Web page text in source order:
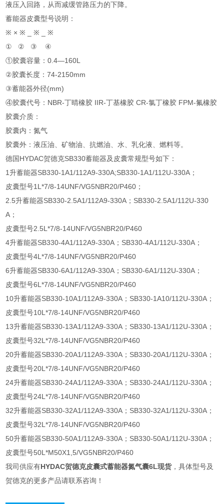
液压入回路，从而减缓管路压力的下降。
蓄能器皮囊型号说明：
※ × ※ _ ※ ­_ ※
① ② ③ ④
①胶囊容量：0.4—160L
②胶囊长度：74-2150mm
③蓄能器外径(mm)
④胶囊代号：NBR-丁晴橡胶 IIR-丁基橡胶 CR-氯丁橡胶 FPM-氟橡胶
胶囊介质：
胶囊内：氮气
胶囊外：液压油、矿物油、抗燃油、水、乳化液、燃料等。
德国HYDAC贺德克SB330蓄能器及皮囊常规型号如下：
1升蓄能器SB330-1A1/112A9-330A;SB330-1A1/112U-330A；
皮囊型号1L*7/8-14UNF/VG5NBR20/P460；
2.5升蓄能器SB330-2.5A1/112A9-330A；SB330-2.5A1/112U-330
A；
皮囊型号2.5L*7/8-14UNF/VG5NBR20/P460
4升蓄能器SB330-4A1/112A9-330A；SB330-4A1/112U-330A；
皮囊型号4L*7/8-14UNF/VG5NBR20/P460
6升蓄能器SB330-6A1/112A9-330A；SB330-6A1/112U-330A；
皮囊型号6L*7/8-14UNF/VG5NBR20/P460
10升蓄能器SB330-10A1/112A9-330A；SB330-1A10/112U-330A；
皮囊型号10L*7/8-14UNF/VG5NBR20/P460
13升蓄能器SB330-13A1/112A9-330A；SB330-13A1/112U-330A；
皮囊型号32L*7/8-14UNF/VG5NBR20/P460
20升蓄能器SB330-20A1/112A9-330A；SB330-20A1/112U-330A；
皮囊型号20L*7/8-14UNF/VG5NBR20/P460
24升蓄能器SB330-24A1/112A9-330A；SB330-24A1/112U-330A；
皮囊型号24L*7/8-14UNF/VG5NBR20/P460
32升蓄能器SB330-32A1/112A9-330A；SB330-32A1/112U-330A；
皮囊型号32L*7/8-14UNF/VG5NBR20/P460
50升蓄能器SB330-50A1/112A9-330A；SB330-50A1/112U-330A；
皮囊型号50L*M50X1,5/VG5NBR20/P460
我司供应有HYDAC贺德克皮囊式蓄能器氮气囊6L现货，具体型号及
贺德克的更多产品请联系咨询！